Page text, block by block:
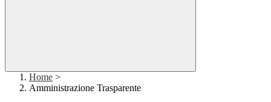
Home >
Amministrazione Trasparente